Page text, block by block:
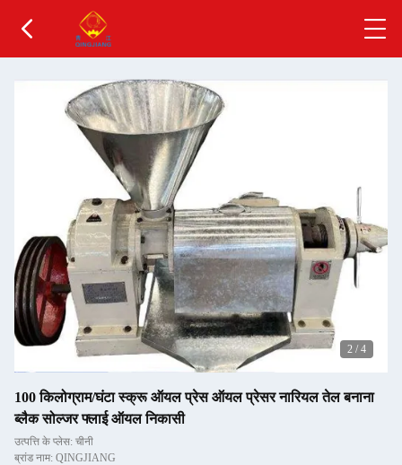
2 / 4
100 किलोग्राम/घंटा स्क्रू ऑयल प्रेस ऑयल प्रेसर नारियल तेल बनाना
ब्लैक सोल्जर फ्लाई ऑयल निकासी
उत्पत्ति के प्लेस: चीनी
ब्रांड नाम: QINGJIANG